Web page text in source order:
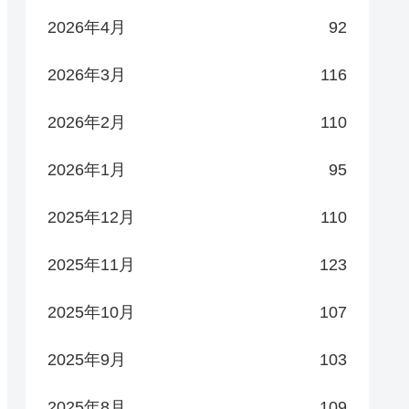
2026年4月 92
2026年3月 116
2026年2月 110
2026年1月 95
2025年12月 110
2025年11月 123
2025年10月 107
2025年9月 103